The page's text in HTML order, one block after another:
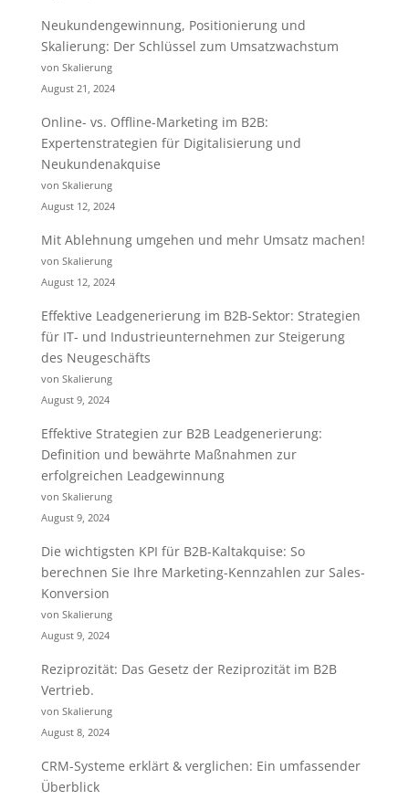
Neukundengewinnung, Positionierung und
Skalierung: Der Schlüssel zum Umsatzwachstum
von Skalierung
August 21, 2024
Online- vs. Offline-Marketing im B2B:
Expertenstrategien für Digitalisierung und
Neukundenakquise
von Skalierung
August 12, 2024
Mit Ablehnung umgehen und mehr Umsatz machen!
von Skalierung
August 12, 2024
Effektive Leadgenerierung im B2B-Sektor: Strategien
für IT- und Industrieunternehmen zur Steigerung
des Neugeschäfts
von Skalierung
August 9, 2024
Effektive Strategien zur B2B Leadgenerierung:
Definition und bewährte Maßnahmen zur
erfolgreichen Leadgewinnung
von Skalierung
August 9, 2024
Die wichtigsten KPI für B2B-Kaltakquise: So
berechnen Sie Ihre Marketing-Kennzahlen zur Sales-
Konversion
von Skalierung
August 9, 2024
Reziprozität: Das Gesetz der Reziprozität im B2B
Vertrieb.
von Skalierung
August 8, 2024
CRM-Systeme erklärt & verglichen: Ein umfassender
Überblick